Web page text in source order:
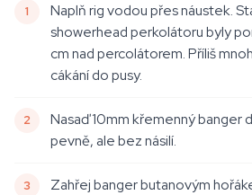
Naplň rig vodou přes náustek.
showerhead perkolátoru byly
cm nad percolátorem. Příliš
cákání do pusy.
Nasaď 10mm křemenný banger
pevně, ale bez násilí.
Zahřej banger butanovým